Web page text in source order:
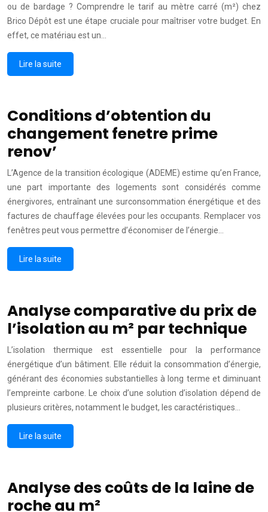
ou de bardage ? Comprendre le tarif au mètre carré (m²) chez
Brico Dépôt est une étape cruciale pour maîtriser votre budget. En
effet, ce matériau est un…
Lire la suite
Conditions d’obtention du
changement fenetre prime
renov’
L’Agence de la transition écologique (ADEME) estime qu’en France,
une part importante des logements sont considérés comme
énergivores, entraînant une surconsommation énergétique et des
factures de chauffage élevées pour les occupants. Remplacer vos
fenêtres peut vous permettre d’économiser de l’énergie…
Lire la suite
Analyse comparative du prix de
l’isolation au m² par technique
L’isolation thermique est essentielle pour la performance
énergétique d’un bâtiment. Elle réduit la consommation d’énergie,
générant des économies substantielles à long terme et diminuant
l’empreinte carbone. Le choix d’une solution d’isolation dépend de
plusieurs critères, notamment le budget, les caractéristiques…
Lire la suite
Analyse des coûts de la laine de
roche au m²